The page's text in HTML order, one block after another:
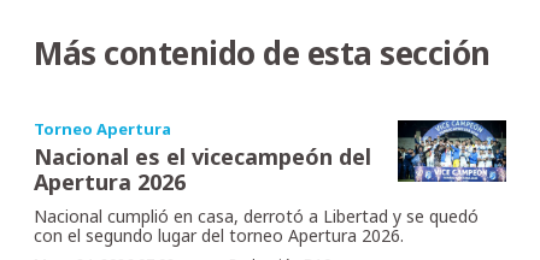
Más contenido de esta sección
Torneo Apertura
Nacional es el vicecampeón del
Apertura 2026
Nacional cumplió en casa, derrotó a Libertad y se quedó
con el segundo lugar del torneo Apertura 2026.